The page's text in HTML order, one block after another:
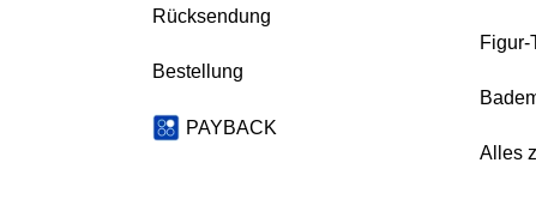
Rücksendung
Bestellung
PAYBACK
Figur-
Alles